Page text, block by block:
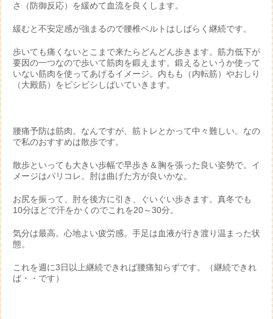
さ（防御反応）を緩めて血流を良くします。
緩むと不安定感が強まるので腰椎ベルトはしばらく継続です。
歩いても痛くないとこまで来たらどんどん歩きます。筋力低下が
要因の一つなので歩いて筋肉を鍛えます。鍛えるというか使って
いない筋肉を使ってあげるイメージ。内もも（内転筋）やおしり
（大殿筋）をビシビシしばいていきます。
腰痛予防は筋肉。なんですが、筋トレとかって中々難しい。なの
で私のおすすめは散歩です。
散歩といっても大きい歩幅で早歩き＆胸を張った良い姿勢で。イ
メージはパリコレ。肘は曲げた方が良いかな。
お尻を振って、肘を後方に引き、ぐいぐい歩きます。真冬でも
10分ほどで汗をかくのでこれを20～30分。
気分は最高。心地よい疲労感。手足は血液が行き渡り温まった状
態。
これを週に3日以上継続できれば腰痛知らずです。（継続できれ
ば・・です）